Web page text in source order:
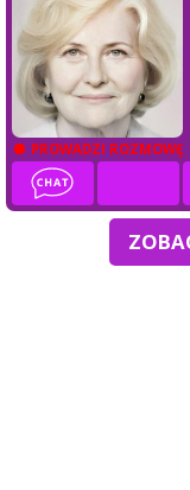
PROWADZI ROZMOWĘ